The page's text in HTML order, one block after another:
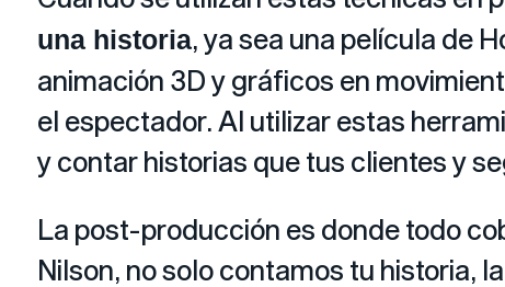
una historia, ya sea una película de
animación 3D y gráficos en
el espectador. Al utilizar estas
y contar historias que tus clientes y
La post-producción es donde todo
Nilson, no solo contamos tu historia,